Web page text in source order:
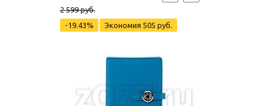
2 599 руб.
-19.43%
Экономия 505 руб.